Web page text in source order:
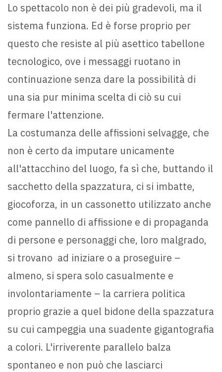
Lo spettacolo non è dei più gradevoli, ma il
sistema funziona. Ed è forse proprio per
questo che resiste al più asettico tabellone
tecnologico, ove i messaggi ruotano in
continuazione senza dare la possibilità di
una sia pur minima scelta di ciò su cui
fermare l'attenzione.
La costumanza delle affissioni selvagge, che
non è certo da imputare unicamente
all'attacchino del luogo, fa sì che, buttando il
sacchetto della spazzatura, ci si imbatte,
giocoforza, in un cassonetto utilizzato anche
come pannello di affissione e di propaganda
di persone e personaggi che, loro malgrado,
si trovano ad iniziare o a proseguire –
almeno, si spera solo casualmente e
involontariamente – la carriera politica
proprio grazie a quel bidone della spazzatura
su cui campeggia una suadente gigantografia
a colori. L'irriverente parallelo balza
spontaneo e non può che lasciarci